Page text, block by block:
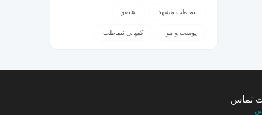
نیماطب مشهد هایفو
پوست و مو کمپانی نیماطب
تماس